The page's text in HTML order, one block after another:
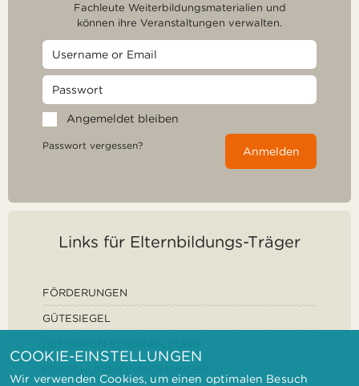
Fachleute Weiterbildungsmaterialien und
können ihre Veranstaltungen verwalten.
Angemeldet bleiben
Passwort vergessen? Anmelden
Links für Elternbildungs-Träger
FÖRDERUNGEN
GÜTESIEGEL
COOKIE-EINSTELLUNGEN
Wir verwenden Cookies, um einen optimalen Besuch